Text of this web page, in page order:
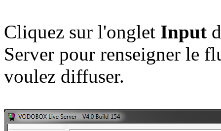
Cliquez sur l'onglet Input
Server pour renseigner le
voulez diffuser.